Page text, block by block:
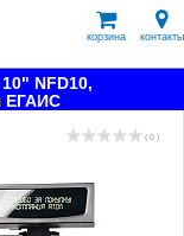
корзина контакты
NFD10,
ЕГАИС
( 0 )